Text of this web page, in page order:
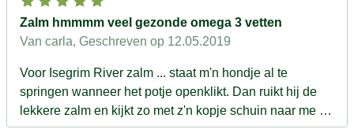
Zalm hmmmm veel gezonde omega 3 vetten
Van carla, Geschreven op 12.05.2019
Voor Isegrim River zalm ... staat m'n hondje al te
springen wanneer het potje openklikt. Dan ruikt hij de
lekkere zalm en kijkt zo met z'n kopje schuin naar me en
springt op en neer tot het bordje voor hem staat. Hij vindt